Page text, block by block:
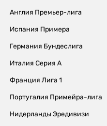
Англия Премьер-лига
Испания Примера
Германия Бундеслига
Италия Серия А
Франция Лига 1
Португалия Примейра-лига
Нидерланды Эредивизи